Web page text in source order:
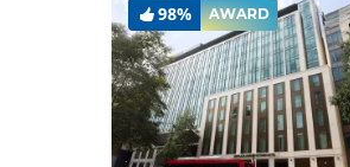
98% AWARD